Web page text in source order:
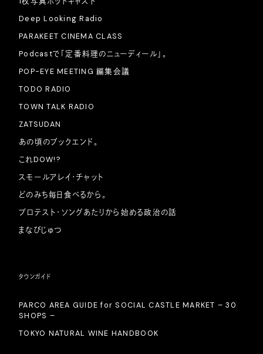
Deep Looking Radio
PARAKEET CINEMA CLASS
Podcastで「定番料理のニューディール」。
POP-EYE MEETING 編集会議
TODO RADIO
TOWN TALK RADIO
ZATSUDAN
あの頃のブックエンド。
これDOW!?
スモールアレイ・チャット
どのみち毎日食べるから。
プロテスト・ソングあたりから始める政治の話
まなびじゅつ
タウンガイド
PARCO AREA GUIDE for SOCIAL CASTLE MARKET – 30
SHOPS –
TOKYO NATURAL WINE HANDBOOK